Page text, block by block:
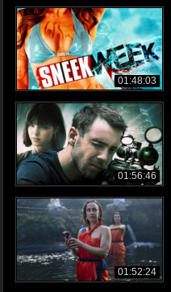
01:48:03
01:56:46
01:52:24